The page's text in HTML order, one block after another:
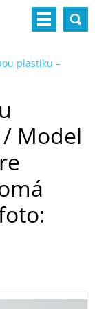
plastiku –
/ Model